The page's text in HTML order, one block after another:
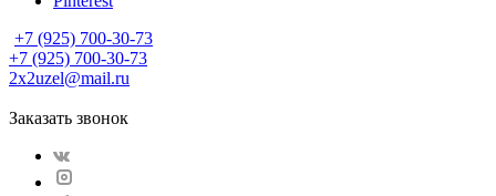
+7 (925) 700-30-73
+7 (925) 700-30-73
2x2uzel@mail.ru
Заказать звонок